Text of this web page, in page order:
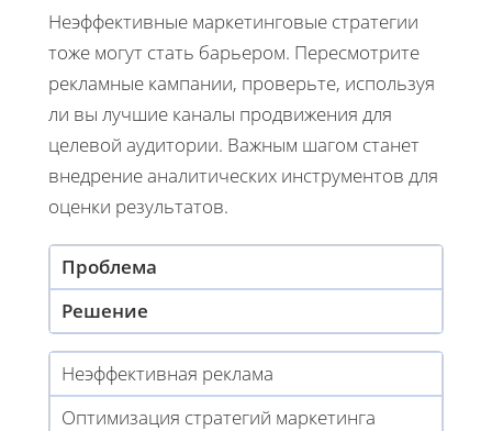
Неэффективные маркетинговые стратегии
тоже могут стать барьером. Пересмотрите
рекламные кампании, проверьте, используя
ли вы лучшие каналы продвижения для
целевой аудитории. Важным шагом станет
внедрение аналитических инструментов для
оценки результатов.
Проблема
Решение
Неэффективная реклама
Оптимизация стратегий маркетинга